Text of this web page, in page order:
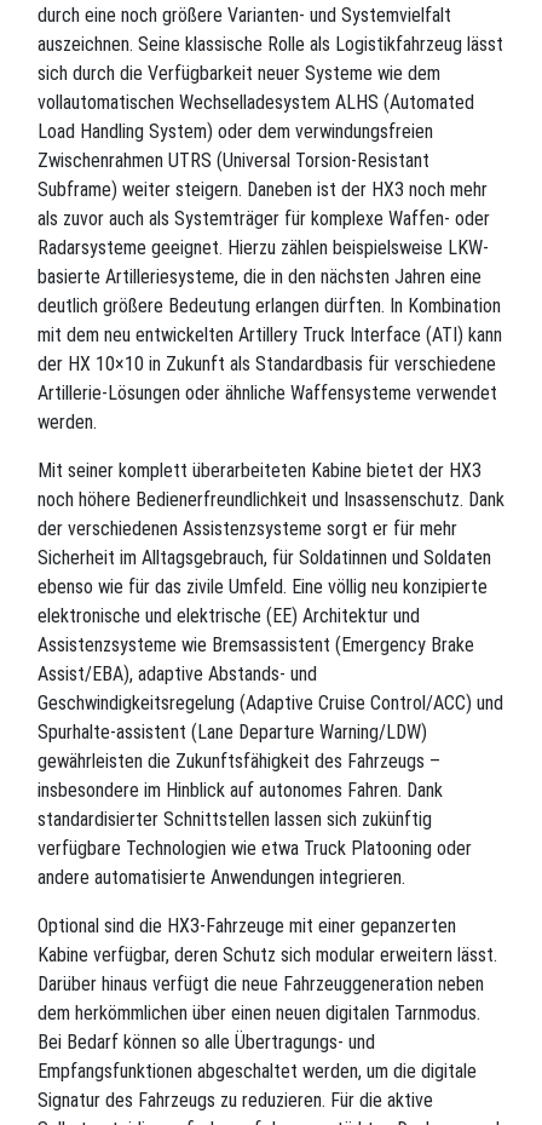
durch eine noch größere Varianten- und Systemvielfalt
auszeichnen. Seine klassische Rolle als Logistikfahrzeug lässt
sich durch die Verfügbarkeit neuer Systeme wie dem
vollautomatischen Wechselladesystem ALHS (Automated
Load Handling System) oder dem verwindungsfreien
Zwischenrahmen UTRS (Universal Torsion-Resistant
Subframe) weiter steigern. Daneben ist der HX3 noch mehr
als zuvor auch als Systemträger für komplexe Waffen- oder
Radarsysteme geeignet. Hierzu zählen beispielsweise LKW-
basierte Artilleriesysteme, die in den nächsten Jahren eine
deutlich größere Bedeutung erlangen dürften. In Kombination
mit dem neu entwickelten Artillery Truck Interface (ATI) kann
der HX 10×10 in Zukunft als Standardbasis für verschiedene
Artillerie-Lösungen oder ähnliche Waffensysteme verwendet
werden.
Mit seiner komplett überarbeiteten Kabine bietet der HX3
noch höhere Bedienerfreundlichkeit und Insassenschutz. Dank
der verschiedenen Assistenzsysteme sorgt er für mehr
Sicherheit im Alltagsgebrauch, für Soldatinnen und Soldaten
ebenso wie für das zivile Umfeld. Eine völlig neu konzipierte
elektronische und elektrische (EE) Architektur und
Assistenzsysteme wie Bremsassistent (Emergency Brake
Assist/EBA), adaptive Abstands- und
Geschwindigkeitsregelung (Adaptive Cruise Control/ACC) und
Spurhalte-assistent (Lane Departure Warning/LDW)
gewährleisten die Zukunftsfähigkeit des Fahrzeugs –
insbesondere im Hinblick auf autonomes Fahren. Dank
standardisierter Schnittstellen lassen sich zukünftig
verfügbare Technologien wie etwa Truck Platooning oder
andere automatisierte Anwendungen integrieren.
Optional sind die HX3-Fahrzeuge mit einer gepanzerten
Kabine verfügbar, deren Schutz sich modular erweitern lässt.
Darüber hinaus verfügt die neue Fahrzeuggeneration neben
dem herkömmlichen über einen neuen digitalen Tarnmodus.
Bei Bedarf können so alle Übertragungs- und
Empfangsfunktionen abgeschaltet werden, um die digitale
Signatur des Fahrzeugs zu reduzieren. Für die aktive